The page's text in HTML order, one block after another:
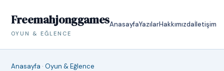
Freemahjonggames
OYUN & EĞLENCE
AnasayfaYazılarHakkımızdaİletişim
Anasayfa · Oyun & Eğlence